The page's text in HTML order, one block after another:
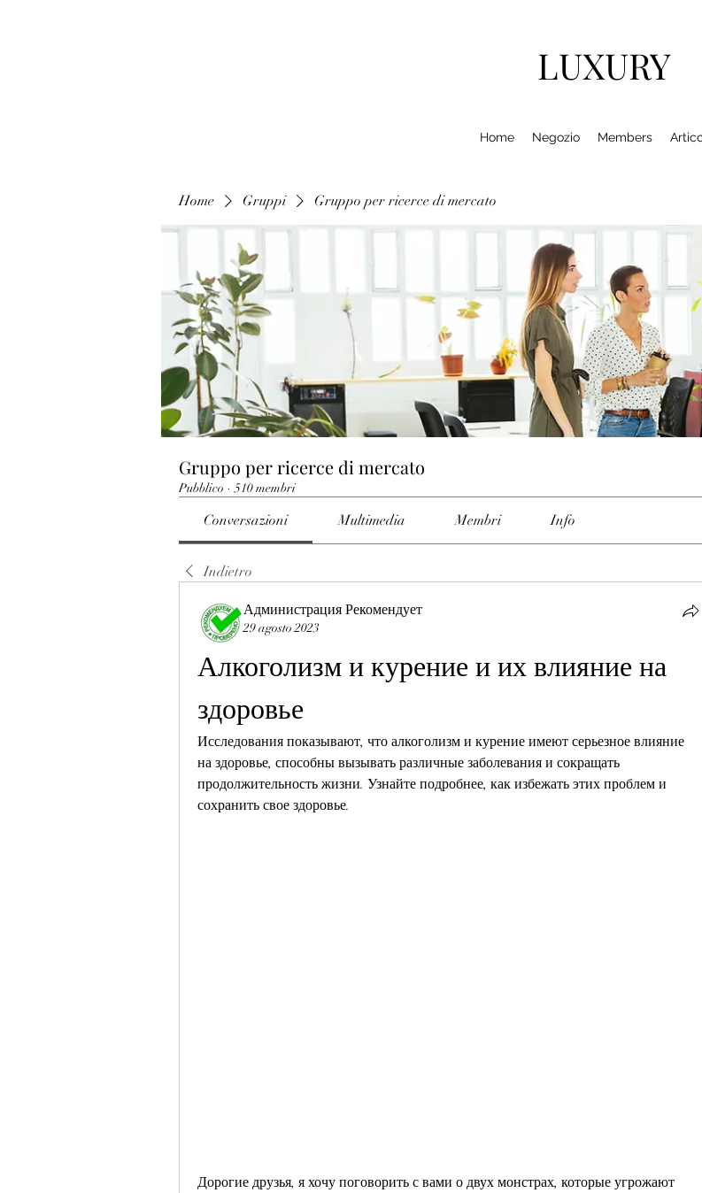
LUXURY
Home Negozio Members
Home Gruppi Gruppo per ricerce di mercato
Gruppo per ricerce di mercato
Pubblico · 510 membri
Conversazioni Multimedia Membri Info
Indietro
Администрация Рекомендует
29 agosto 2023
Алкоголизм и курение и их влияние на
здоровье
Исследования показывают, что алкоголизм и курение имеют серьезное влияние
на здоровье, способны вызывать различные заболевания и сокращать
продолжительность жизни. Узнайте подробнее, как избежать этих проблем и
сохранить свое здоровье.
Дорогие друзья, я хочу поговорить с вами о двух монстрах, которые угрожают